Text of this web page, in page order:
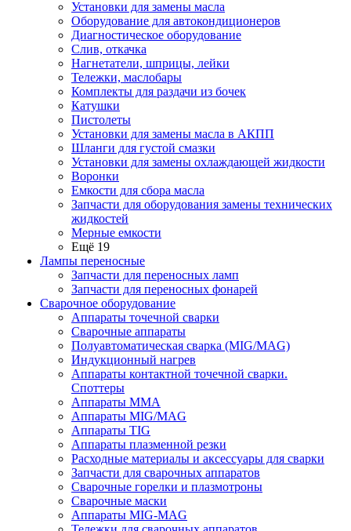
Установки для замены масла
Оборудование для автокондиционеров
Диагностическое оборудование
Слив, откачка
Нагнетатели, шприцы, лейки
Тележки, маслобары
Комплекты для раздачи из бочек
Катушки
Пистолеты
Установки для замены масла в АКПП
Шланги для густой смазки
Установки для замены охлаждающей жидкости
Воронки
Емкости для сбора масла
Запчасти для оборудования замены технических
жидкостей
Мерные емкости
Ещё 19
Лампы переносные
Запчасти для переносных ламп
Запчасти для переносных фонарей
Сварочное оборудование
Аппараты точечной сварки
Сварочные аппараты
Полуавтоматическая сварка (MIG/MAG)
Индукционный нагрев
Аппараты контактной точечной сварки.
Споттеры
Аппараты MMA
Аппараты MIG/MAG
Аппараты TIG
Аппараты плазменной резки
Расходные материалы и аксессуары для сварки
Запчасти для сварочных аппаратов
Сварочные горелки и плазмотроны
Сварочные маски
Аппараты MIG-MAG